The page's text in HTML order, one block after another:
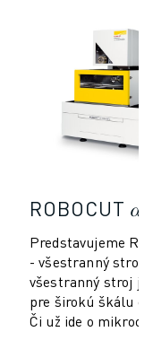
ROBOCUT
Predstavujeme
- všestranný stroj.
všestranný stroj je
pre širokú škálu
Či už ide o